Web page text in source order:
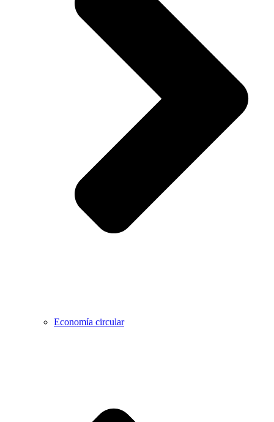
Economía circular